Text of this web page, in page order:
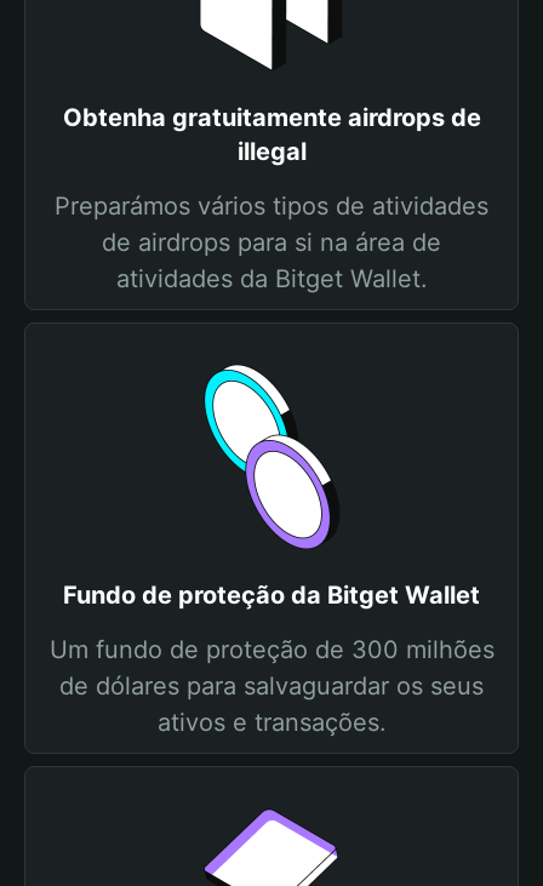
Obtenha gratuitamente airdrops de
illegal
Preparámos vários tipos de atividades
de airdrops para si na área de
atividades da Bitget Wallet.
Fundo de proteção da Bitget Wallet
Um fundo de proteção de 300 milhões
de dólares para salvaguardar os seus
ativos e transações.